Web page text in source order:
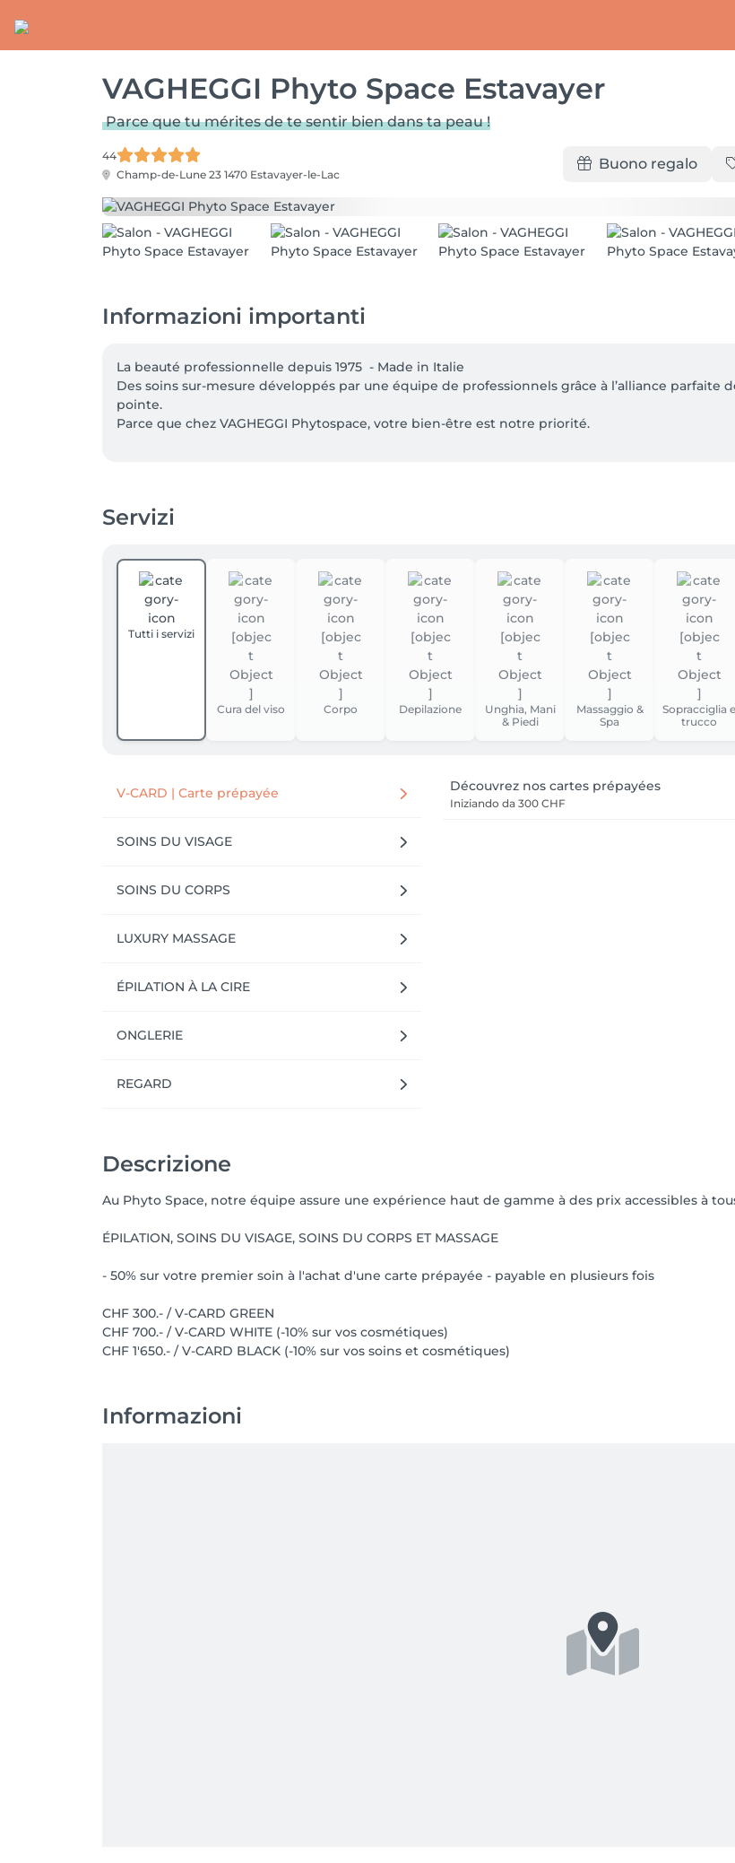
VAGHEGGI Phyto Space Estavayer
Parce que tu mérites de te sentir bien dans ta peau !
44
Champ-de-Lune 23 1470 Estavayer-le-Lac
Buono regalo
Informazioni importanti
La beauté professionnelle depuis 1975  - Made in Italie
Des soins sur-mesure développés par une équipe de professionnels grâce à l’alliance
pointe.
Parce que chez VAGHEGGI Phytospace, votre bien-être est notre priorité.
appliquée.
Servizi
Tutti i servizi
Cura del viso Corpo Depilazione
Unghia, Mani
& Piedi
Massaggio &
Spa
Sopracciglia e
trucco
V-CARD | Carte prépayée
SOINS DU VISAGE
SOINS DU CORPS
LUXURY MASSAGE
ÉPILATION À LA CIRE
ONGLERIE
REGARD
Découvrez nos cartes prépayées
Iniziando da 300 CHF
Descrizione
Au Phyto Space, notre équipe assure une expérience haut de gamme à des prix accessibles à
ÉPILATION, SOINS DU VISAGE, SOINS DU CORPS ET MASSAGE
- 50% sur votre premier soin à l'achat d'une carte prépayée - payable en plusieurs fois
CHF 300.- / V-CARD GREEN
CHF 700.- / V-CARD WHITE (-10% sur vos cosmétiques)
CHF 1'650.- / V-CARD BLACK (-10% sur vos soins et cosmétiques)
Informazioni